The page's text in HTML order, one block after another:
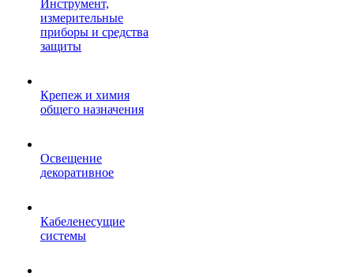
Инструмент,
измерительные
приборы и средства
защиты
Крепеж и химия
общего назначения
Освещение
декоративное
Кабеленесущие
системы